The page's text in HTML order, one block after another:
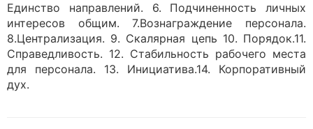
Единство направлений. 6. Подчиненность личных
интересов общим. 7.Вознаграждение персонала.
8.Централизация. 9. Скалярная цепь 10. Порядок.11.
Справедливость. 12. Стабильность рабочего места
для персонала. 13. Инициатива.14. Корпоративный
дух.